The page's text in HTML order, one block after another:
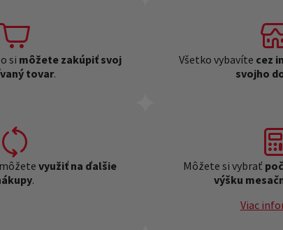
si môžete zakúpiť svoj
tovar.
Všetko vybavíte cez
svojho
využiť na ďalšie
.
Môžete si vybrať
výšku
Viac